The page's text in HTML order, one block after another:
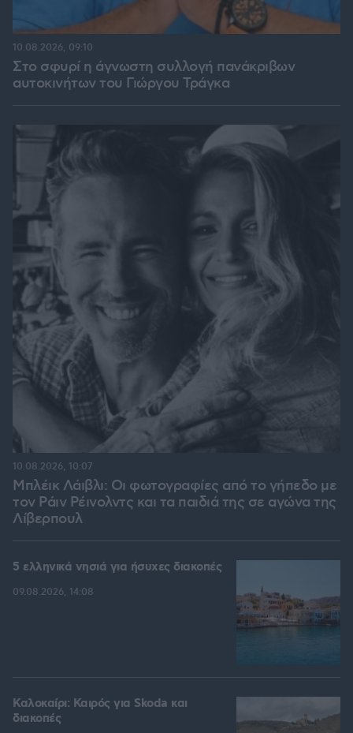
Στο σφυρί η άγνωστη συλλογή πανάκριβων
αυτοκινήτων του Γιώργου Τράγκα
10.08.2026, 09:10
Μπλέικ Λάιβλι: Οι φωτογραφίες από το γήπεδο με
τον Ράιν Ρέινολντς και τα παιδιά της σε αγώνα της
Λίβερπουλ
10.08.2026, 10:07
5 ελληνικά νησιά για ήσυχες διακοπές
09.08.2026, 14:08
Καλοκαίρι: Καιρός για Skoda και
διακοπές